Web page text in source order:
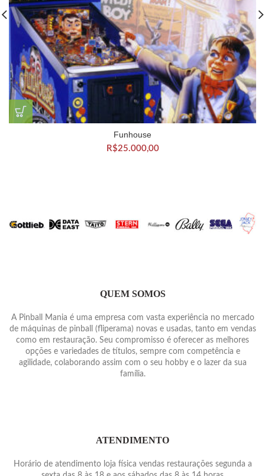
Funhouse
R$25.000,00
QUEM SOMOS
A Pinball Mania é uma empresa com vasta experiência no mercado
de máquinas de pinball (fliperama) novas e usadas, tanto em vendas
como em restauração. Seu compromisso é oferecer as melhores
opções e variedades de títulos, sempre com competência e
agilidade, colaborando assim com o seu hobby e o lazer da sua
família.
ATENDIMENTO
Horário de atendimento loja física vendas restaurações segunda a